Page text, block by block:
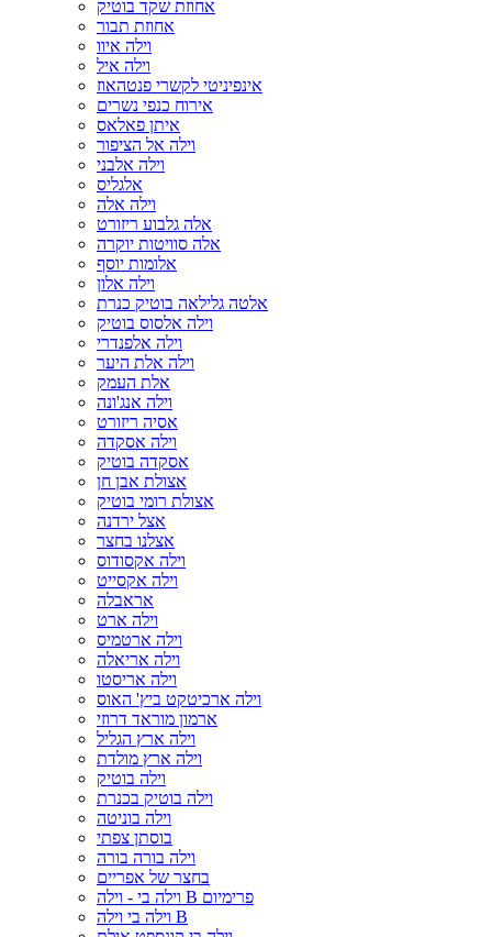
אחוזת שקד בוטיק
אחוזת תבור
וילה איוו
וילה איל
אינפיניטי לקשרי פנטהאוז
אירוח כנפי נשרים
איתן פאלאס
וילה אל הציפור
וילה אלבני
אלגליס
וילה אלה
אלה גלבוע ריזורט
אלה סוויטות יוקרה
אלומות יוסף
וילה אלון
אלטה גלילאה בוטיק כנרת
וילה אלסוס בוטיק
וילה אלפנדרי
וילה אלת היער
אלת העמק
וילה אנג'ונה
אסיה ריזורט
וילה אסקדה
אסקדה בוטיק
אצולת אבן חן
אצולת רומי בוטיק
אצל ירדנה
אצלנו בחצר
וילה אקסודוס
וילה אקסייט
אראבלה
וילה ארט
וילה ארטמיס
וילה אריאלה
וילה אריסטו
וילה ארכיטקט ביץ' האוס
ארמון מוראד דרוזי
וילה ארץ הגליל
וילה ארץ מולדת
וילה בוטיק
וילה בוטיק בכנרת
וילה בוניטה
בוסתן צפתי
וילה בורה בורה
בחצר של אפריים
וילה בי - וילה B פרימיום
וילה בי וילה B